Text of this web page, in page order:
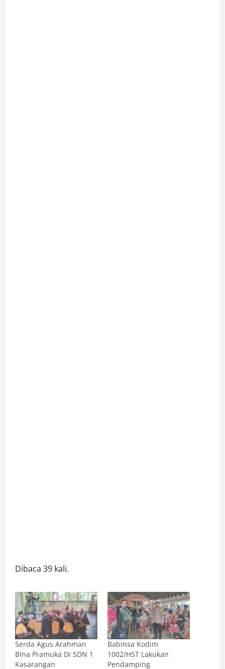
Dibaca 39 kali.
Serda Agus Arahman
Bina Pramuka Di SDN 1
Kasarangan
Babinsa Kodim
1002/HST Lakukan
Pendamping